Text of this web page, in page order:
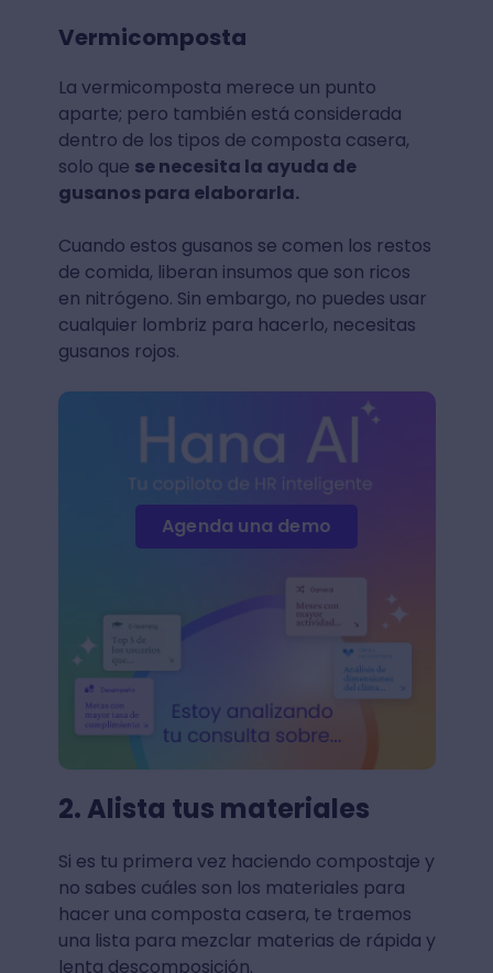
Vermicomposta
La vermicomposta merece un punto
aparte; pero también está considerada
dentro de los tipos de composta casera,
solo que se necesita la ayuda de
gusanos para elaborarla.
Cuando estos gusanos se comen los restos
de comida, liberan insumos que son ricos
en nitrógeno. Sin embargo, no puedes usar
cualquier lombriz para hacerlo, necesitas
gusanos rojos.
Agenda una demo
2. Alista tus materiales
Si es tu primera vez haciendo compostaje y
no sabes cuáles son los materiales para
hacer una composta casera, te traemos
una lista para mezclar materias de rápida y
lenta descomposición.